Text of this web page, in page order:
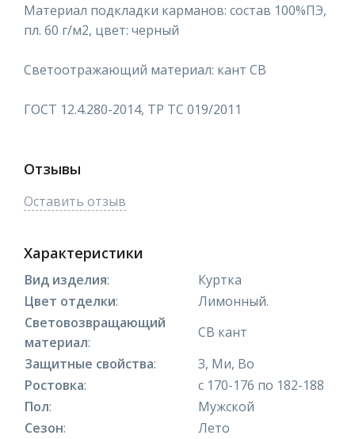
Материал подкладки карманов: состав 100%ПЭ,
пл. 60 г/м2, цвет: черный
Светоотражающий материал: кант СВ
ГОСТ 12.4.280-2014, ТР ТС 019/2011
Отзывы
Оставить отзыв
Характеристики
Вид изделия:
Куртка
Цвет отделки:
Лимонный.
Световозвращающий
материал:
СВ кант
Защитные свойства:
З, Ми, Во
Ростовка:
с 170-176 по 182-188
Пол:
Мужской
Сезон:
Лето